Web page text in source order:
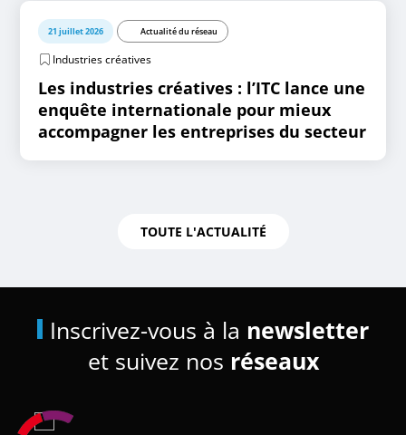
21 juillet 2026 Actualité du réseau
Industries créatives
Les industries créatives : l’ITC lance une
enquête internationale pour mieux
accompagner les entreprises du secteur
TOUTE L'ACTUALITÉ
Inscrivez-vous à la newsletter
et suivez nos réseaux